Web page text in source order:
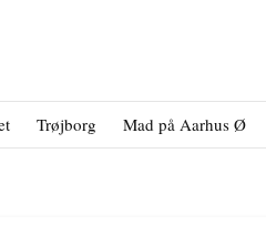
Trøjborg Mad på Aarhus Ø